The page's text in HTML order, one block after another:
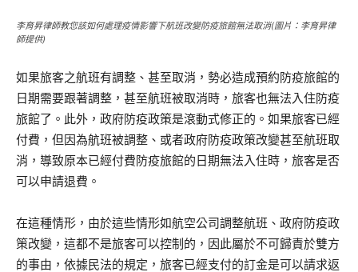
李育昇律師教您該如何處理疫情影響下航班改變防疫旅館無法取消(圖片：李育昇律
師提供)
如果旅客之航班有調整、甚至取消，勢必造成預約防疫旅館的
日期需要跟著調整，甚至航班被取消時，旅客也無法入住防疫
旅館了。此外，政府防疫政策是滾動式修正的。如果旅客已經
付費，但因為航班被調整、或者政府防疫政策改變甚至航班取
消，導致原本已經付費防疫旅館的日期無法入住時，旅客是否
可以申請退費。
在這種情形，由於這些情形如航空公司調整航班、政府防疫政
策改變，這都不是旅客可以控制的，因此屬於不可歸責於雙方
的事由，依據民法的規定，旅客已經支付的訂金是可以請求返